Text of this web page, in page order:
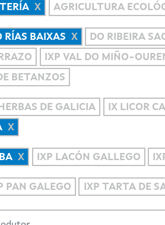
AGRICULTURA
RÍAS BAIXAS DO RIBEIRA
IXP VAL DO MIÑO-
BETANZOS
DE GALICIA IX LICOR
IXP LACÓN GALLEGO
PAN GALEGO IXP TARTA DE